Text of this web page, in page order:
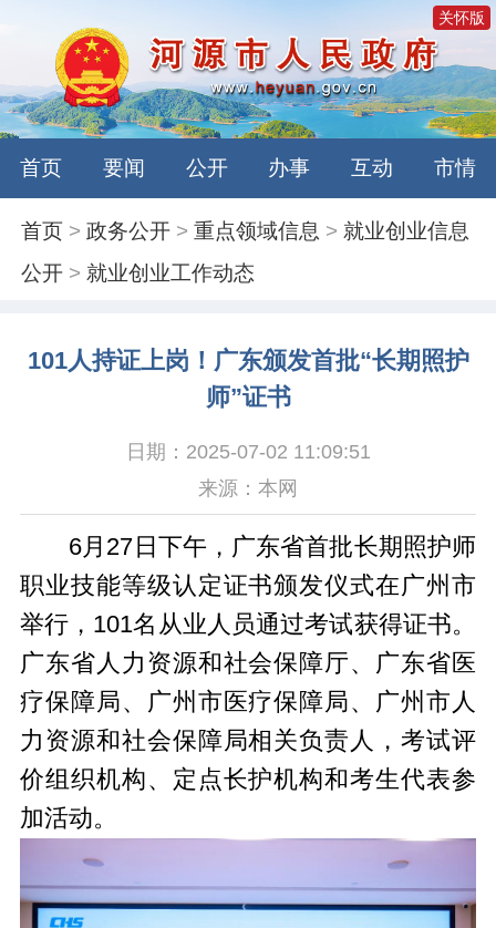
关怀版
首页 要闻 公开 办事 互动 市情
首页 >政务公开 >重点领域信息 > 就业创业信息
公开 > 就业创业工作动态
101人持证上岗！广东颁发首批“长期照护
师”证书
日期：2025-07-02 11:09:51
来源：本网
6月27日下午，广东省首批长期照护师
职业技能等级认定证书颁发仪式在广州市
举行，101名从业人员通过考试获得证书。
广东省人力资源和社会保障厅、广东省医
疗保障局、广州市医疗保障局、广州市人
力资源和社会保障局相关负责人，考试评
价组织机构、定点长护机构和考生代表参
加活动。